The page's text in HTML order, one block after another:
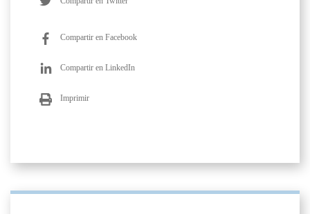
Compartir en Facebook
Compartir en LinkedIn
Imprimir